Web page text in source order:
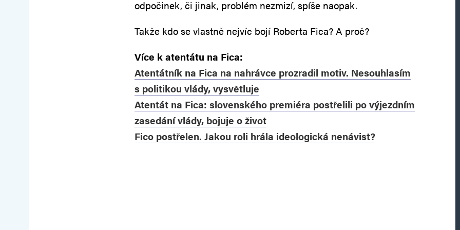
odpočinek, či jinak, problém nezmizí, spíše naopak.
Takže kdo se vlastně nejvíc bojí Roberta Fica? A proč?
Více k atentátu na Fica:
Atentátník na Fica na nahrávce prozradil motiv. Nesouhlasím
s politikou vlády, vysvětluje
Atentát na Fica: slovenského premiéra postřelili po výjezdním
zasedání vlády, bojuje o život
Fico postřelen. Jakou roli hrála ideologická nenávist?